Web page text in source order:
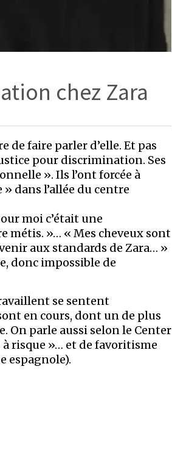
chez Zara
faire parler d’elle. Et pas
pour discrimination. Ses
». Ils l’ont forcée à
dans l’allée du centre
moi c’était une
métis. »… « Mes cheveux sont
aux standards de Zara… »
donc impossible de
se sentent
en cours, dont un de plus
On parle aussi selon le Center
risque »… et de favoritisme
espagnole).